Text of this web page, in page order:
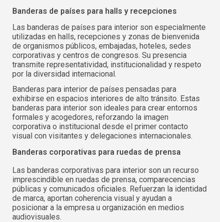
Banderas de países para halls y recepciones
Las banderas de países para interior son especialmente
utilizadas en halls, recepciones y zonas de bienvenida
de organismos públicos, embajadas, hoteles, sedes
corporativas y centros de congresos. Su presencia
transmite representatividad, institucionalidad y respeto
por la diversidad internacional.
Banderas para interior de países pensadas para
exhibirse en espacios interiores de alto tránsito. Estas
banderas para interior son ideales para crear entornos
formales y acogedores, reforzando la imagen
corporativa o institucional desde el primer contacto
visual con visitantes y delegaciones internacionales.
Banderas corporativas para ruedas de prensa
Las banderas corporativas para interior son un recurso
imprescindible en ruedas de prensa, comparecencias
públicas y comunicados oficiales. Refuerzan la identidad
de marca, aportan coherencia visual y ayudan a
posicionar a la empresa u organización en medios
audiovisuales.